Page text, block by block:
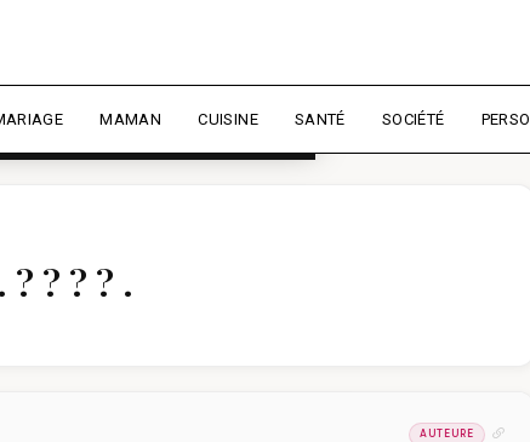
et mesurer l'audience.
MAMAN CUISINE SANTÉ SOCIÉTÉ PERSO
? ? ? .
AUTEURE